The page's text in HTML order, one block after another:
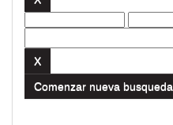
Comenzar nueva busqueda